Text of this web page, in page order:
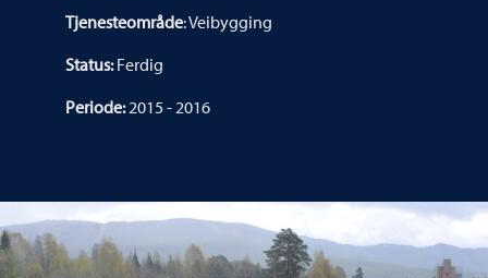
Tjenesteområde: Veibygging
Status:Ferdig
Periode:2015 - 2016